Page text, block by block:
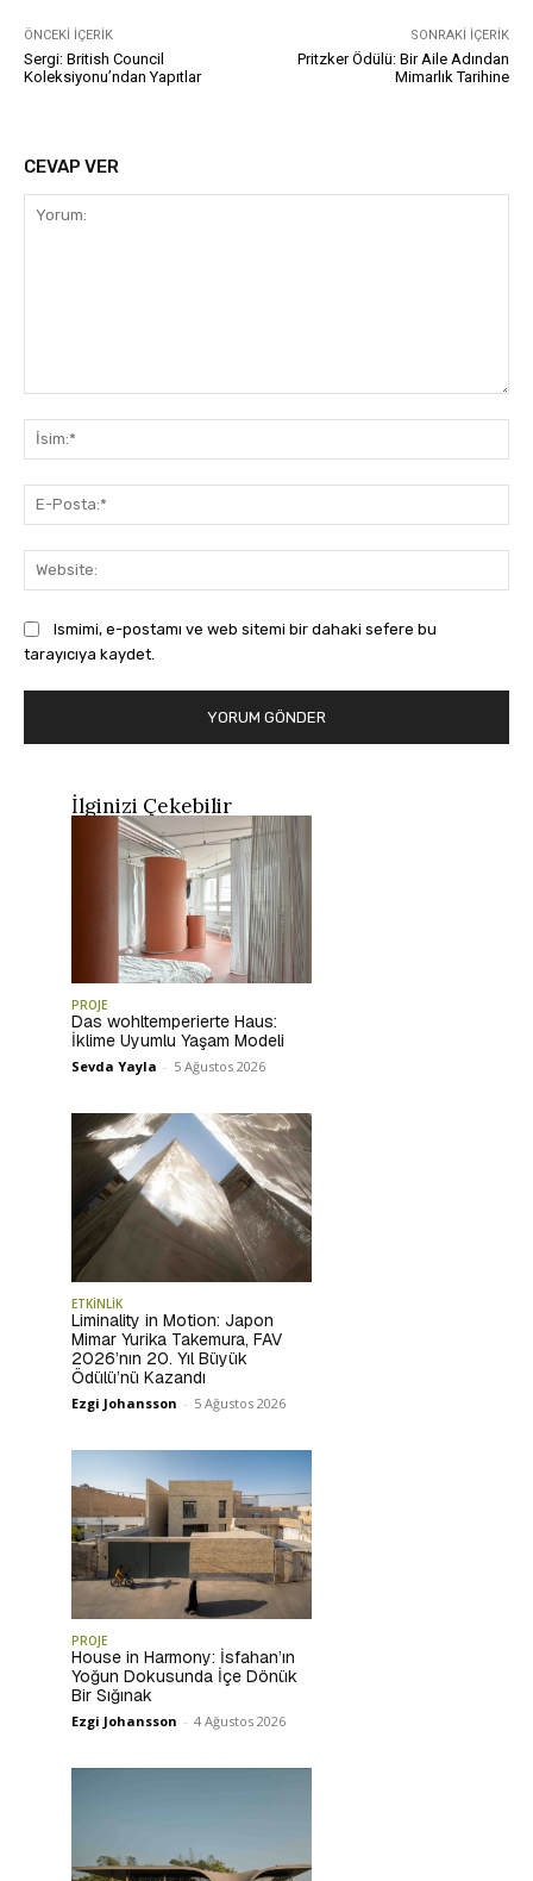
ÖNCEKI İÇERIK
Sergi: British Council
Koleksiyonu’ndan Yapıtlar
SONRAKI İÇERIK
Pritzker Ödülü: Bir Aile Adından
Mimarlık Tarihine
CEVAP VER
Ismimi, e-postamı ve web sitemi bir dahaki sefere bu
tarayıcıya kaydet.
İlginizi Çekebilir
PROJE
Das wohltemperierte Haus:
İklime Uyumlu Yaşam Modeli
Sevda Yayla - 5 Ağustos 2026
ETKİNLİK
Liminality in Motion: Japon
Mimar Yurika Takemura, FAV
2026’nın 20. Yıl Büyük
Ödülü’nü Kazandı
Ezgi Johansson - 5 Ağustos 2026
PROJE
House in Harmony: İsfahan’ın
Yoğun Dokusunda İçe Dönük
Bir Sığınak
Ezgi Johansson - 4 Ağustos 2026